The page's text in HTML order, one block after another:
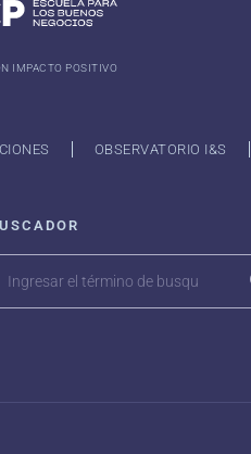
IMPACTO POSITIVO
OBSERVATORIO I&S